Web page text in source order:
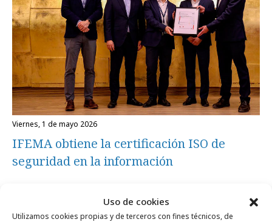
Uso de cookies
Utilizamos cookies propias y de terceros con fines técnicos, de
viernes, 1 de mayo 2026
IFEMA obtiene la certificación ISO de
seguridad en la información
Empresas y Negocios